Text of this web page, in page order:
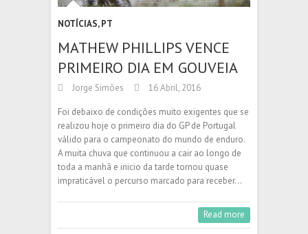
NOTÍCIAS,PT
MATHEW PHILLIPS VENCE
PRIMEIRO DIA EM GOUVEIA
Jorge Simões 16 Abril, 2016
Foi debaixo de condições muito exigentes que se
realizou hoje o primeiro dia do GP de Portugal
válido para o campeonato do mundo de enduro.
A muita chuva que continuou a cair ao longo de
toda a manhã e inicio da tarde tornou quase
impraticável o percurso marcado para receber…
Read more